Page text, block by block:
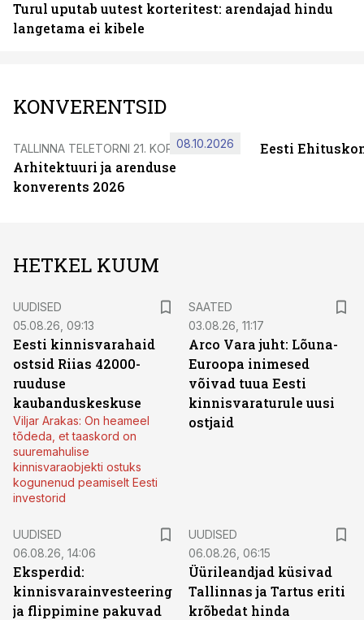
Turul uputab uutest korteritest: arendajad hindu
langetama ei kibele
KONVERENTSID
TALLINNA TELETORNI 21. KORRUSEL
Arhitektuuri ja arenduse
konverents 2026
08.10.2026 Eesti
HETKEL KUUM
UUDISED
05.08.26, 09:13
Eesti kinnisvarahaid
ostsid Riias 42000-
ruuduse
kaubanduskeskuse
Viljar Arakas: On heameel
tõdeda, et taaskord on
suuremahulise
kinnisvaraobjekti ostuks
kogunenud peamiselt Eesti
investorid
SAATED
03.08.26, 11:17
Arco Vara juht: Lõuna-
Euroopa inimesed
võivad tuua Eesti
kinnisvaraturule uusi
ostjaid
UUDISED
06.08.26, 14:06
Eksperdid:
kinnisvarainvesteering
ja flippimine pakuvad
UUDISED
06.08.26, 06:15
Üürileandjad küsivad
Tallinnas ja Tartus eriti
krõbedat hinda